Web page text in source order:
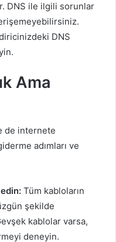
DNS ile ilgili sorunlar
DNS
Ama
de internete
adımları ve
Tüm kabloların
şekilde
kablolar varsa,
deneyin.